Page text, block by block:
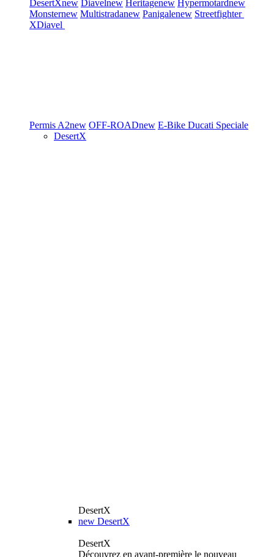
DesertXnew Diavelnew Heritagenew Hypermotardnew
Monsternew Multistradanew Panigalenew Streetfighter
XDiavel
Permis A2new OFF-ROADnew E-Bike Ducati Speciale
DesertX
DesertX
new DesertX
DesertX
Découvrez en avant-première le nouveau